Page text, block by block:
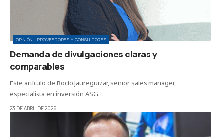
OPINIÓN PROVEEDORES Y CONSULTORES
Demanda de divulgaciones claras y
comparables
Este artículo de Rocío Jaureguizar, senior sales manager,
especialista en inversión ASG…
23 DE ABRIL DE 2026